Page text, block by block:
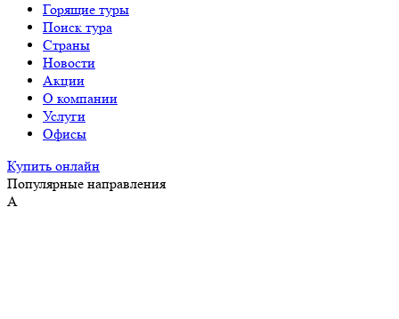
Горящие туры
Поиск тура
Страны
Новости
Акции
О компании
Услуги
Офисы
Купить онлайн
Популярные направления
А